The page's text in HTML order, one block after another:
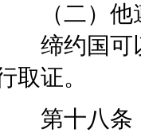
（二）他遵
缔约国可以
取证。
第十八条